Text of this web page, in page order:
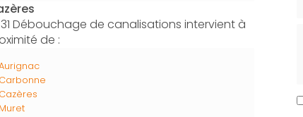
31 Débouchage de canalisations intervient à
de :
Carbonne
Cazères
Muret